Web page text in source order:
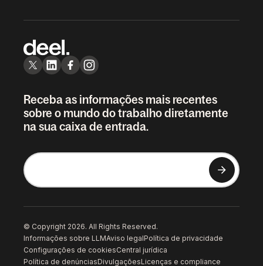
Receba as informações mais recentes
sobre o mundo do trabalho diretamente
na sua caixa de entrada.
© Copyright 2026. All Rights Reserved.
Informações sobre LLMAviso legalPolítica de privacidade
Configurações de cookiesCentral jurídica
Política de denúnciasDivulgaçõesLicenças e compliance